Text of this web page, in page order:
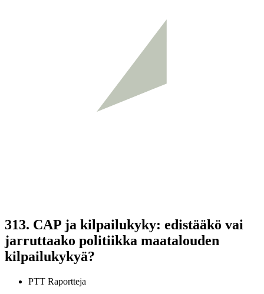
313. CAP ja kilpailukyky: edistääkö vai
jarruttaako politiikka maatalouden
kilpailukykyä?
PTT Raportteja